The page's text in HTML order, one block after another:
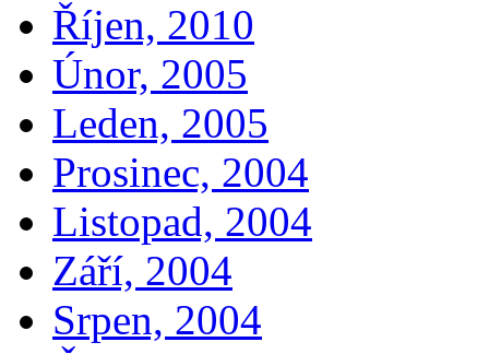
Říjen, 2010
Únor, 2005
Leden, 2005
Prosinec, 2004
Listopad, 2004
Září, 2004
Srpen, 2004